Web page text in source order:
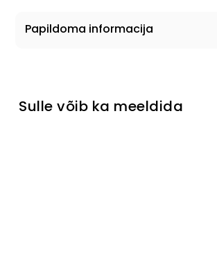
Papildoma informacija
Sulle võib ka meeldida